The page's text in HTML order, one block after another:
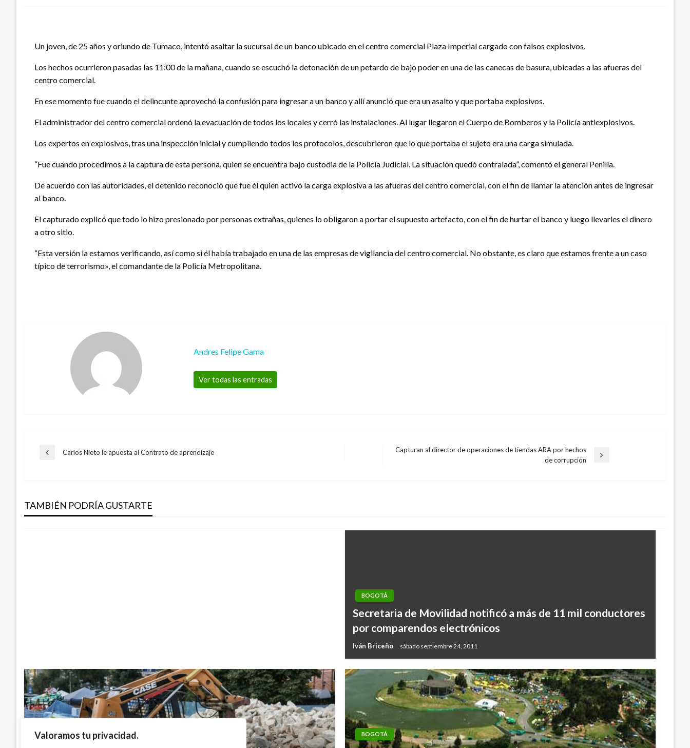
Valoramos tu privacidad.
Un joven, de 25 años y oriundo de Tumaco, intentó asaltar la sucursal de un banco ubicado en el centro comercial Plaza Imperial cargado con falsos explosivos.
Los hechos ocurrieron pasadas las 11:00 de la mañana, cuando se escuchó la detonación de un petardo de bajo poder en una de las canecas de basura, ubicadas a las afueras del
centro comercial.
En ese momento fue cuando el delincunte aprovechó la confusión para ingresar a un banco y allí anunció que era un asalto y que portaba explosivos.
El administrador del centro comercial ordenó la evacuación de todos los locales y cerró las instalaciones. Al lugar llegaron el Cuerpo de Bomberos y la Policía antiexplosivos.
Los expertos en explosivos, tras una inspección inicial y cumpliendo todos los protocolos, descubrieron que lo que portaba el sujeto era una carga simulada.
“Fue cuando procedimos a la captura de esta persona, quien se encuentra bajo custodia de la Policía Judicial. La situación quedó contralada”, comentó el general Penilla.
De acuerdo con las autoridades, el detenido reconoció que fue él quien activó la carga explosiva a las afueras del centro comercial, con el fin de llamar la atención antes de ingresar
al banco.
El capturado explicó que todo lo hizo presionado por personas extrañas, quienes lo obligaron a portar el supuesto artefacto, con el fin de hurtar el banco y luego llevarles el dinero
a otro sitio.
“Esta versión la estamos verificando, así como si él había trabajado en una de las empresas de vigilancia del centro comercial. No obstante, es claro que estamos frente a un caso
típico de terrorismo», el comandante de la Policía Metropolitana.
Andres Felipe Gama
Ver todas las entradas
Navegación
entradas
Entrada
Carlos Nieto le apuesta al Contrato de aprendizaje
Capturan al director de operaciones de tiendas ARA por hechos
de corrupción
TAMBIÉN PODRÍA GUSTARTE
Distrito
Andres Felipe Gama viernes noviembre 10, 2017
BOGOTÁ
Secretaria de Movilidad notificó a más de 11 mil conductores
por comparendos electrónicos
Iván Briceño sábado septiembre 24, 2011
BOGOTÁ BOGOTÁ